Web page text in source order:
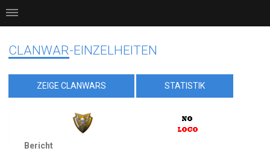
CLANWAR-EINZELHEITEN
ZEIGE CLANWARS STATISTIK
Bericht